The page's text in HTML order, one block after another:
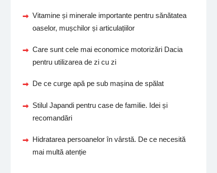
Vitamine și minerale importante pentru sănătatea
oaselor, mușchilor și articulațiilor
Care sunt cele mai economice motorizări Dacia
pentru utilizarea de zi cu zi
De ce curge apă pe sub mașina de spălat
Stilul Japandi pentru case de familie. Idei și
recomandări
Hidratarea persoanelor în vârstă. De ce necesită
mai multă atenție